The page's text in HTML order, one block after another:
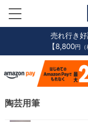
売れ行き
【8,800円（
陶芸用筆